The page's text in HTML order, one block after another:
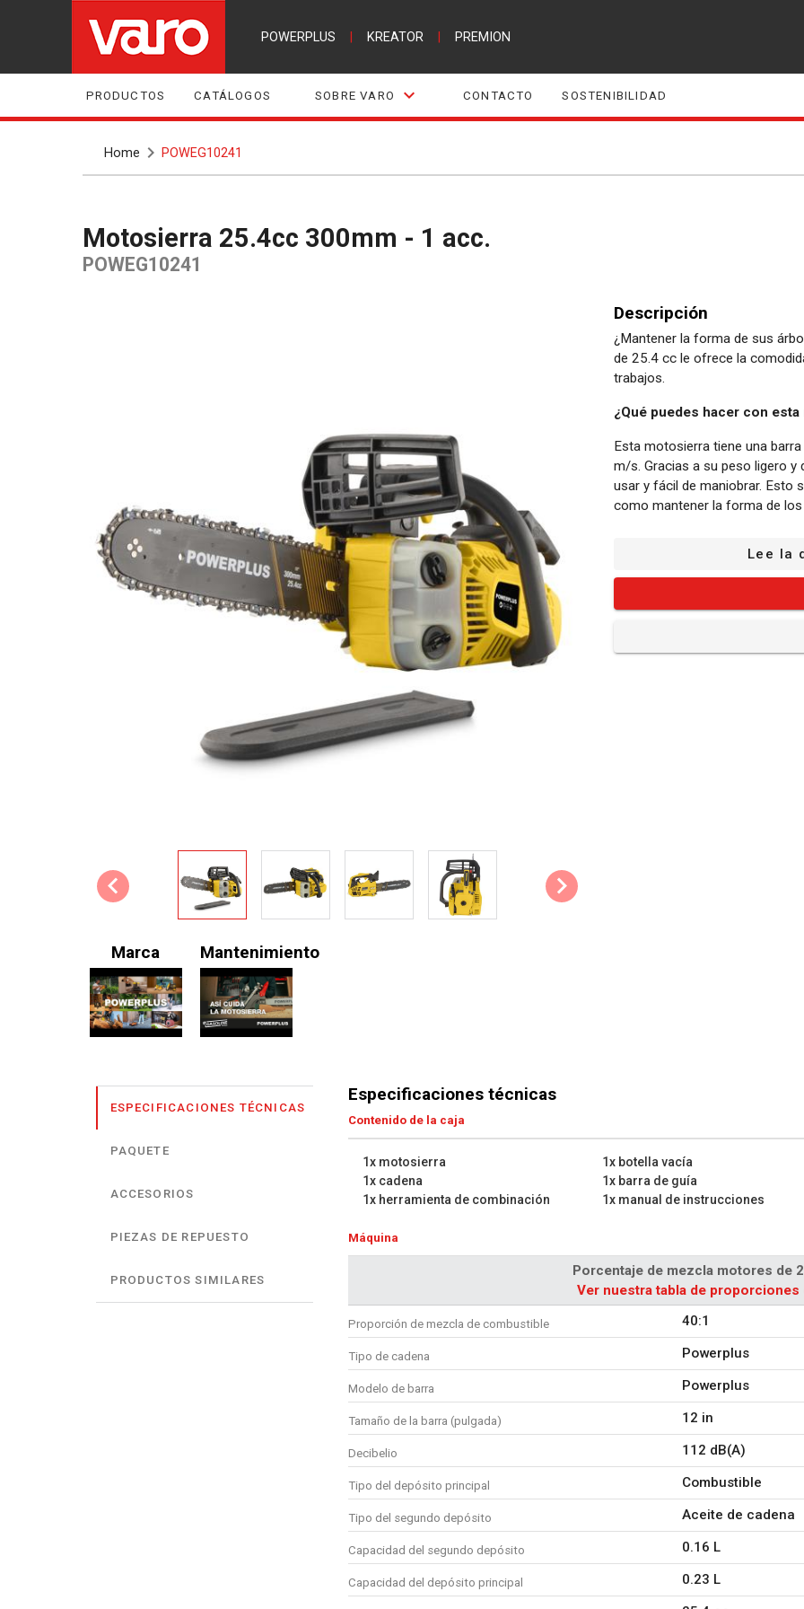
POWERPLUS KREATOR PREMION
PRODUCTOS CATÁLOGOS SOBRE VARO CONTACTO SOSTENIBILIDAD
Home POWEG10241
Motosierra 25.4cc 300mm - 1 acc.
POWEG10241
Marca Mantenimiento
Descripción
¿Mantener la forma de sus
de 25.4 cc le ofrece la
trabajos.
¿Qué puedes hacer con
Esta motosierra tiene una
m/s. Gracias a su peso ligero
usar y fácil de maniobrar. Esto
como mantener la forma de
funcionan como una
hay necesidad de subir una
alcance. Eche un vistazo a las
Sus puntos fuertes:
lesiones en las manos y
Consejos & Trucos:
La cadena debe afilarse si:
aserrado produce serrín
aparece humo.
la cadena de sierra no tira
la motosierra se inclina
típicamente significa que
la motosierra traquetea y
preciso.
¿Necesita ayuda para afilar su
POWXG1066, podrá dejarla
Sus principales
Contenido del cilindro: 25.4
Motor: de dos tiempos
Ancho de corte máx. 300
Longitud de la barra de
Ancho de cadena: 1.3 mm
Lee la
ESPECIFICACIONES TÉCNICAS
PAQUETE
ACCESORIOS
PIEZAS DE REPUESTO
PRODUCTOS SIMILARES
Especificaciones técnicas
Contenido de la caja
1x motosierra 1x botella vacía
1x cadena
1x barra de guía
1x herramienta de combinación
1x manual de instrucciones
Máquina
Porcentaje de mezcla motores de
Ver nuestra tabla de proporciones
Proporción de mezcla de combustible 40:1
Tipo de cadena Powerplus
Modelo de barra Powerplus
Tamaño de la barra (pulgada) 12 in
Decibelio 112 dB(A)
Tipo del depósito principal Combustible
Tipo del segundo depósito Aceite de cadena
Capacidad del segundo depósito 0.16 L
Capacidad del depósito principal 0.23 L